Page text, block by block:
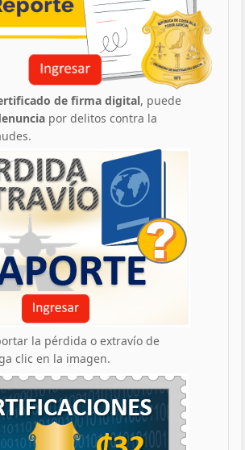
de firma digital, puede
por delitos contra la
la pérdida o extravío de
clic en la imagen.